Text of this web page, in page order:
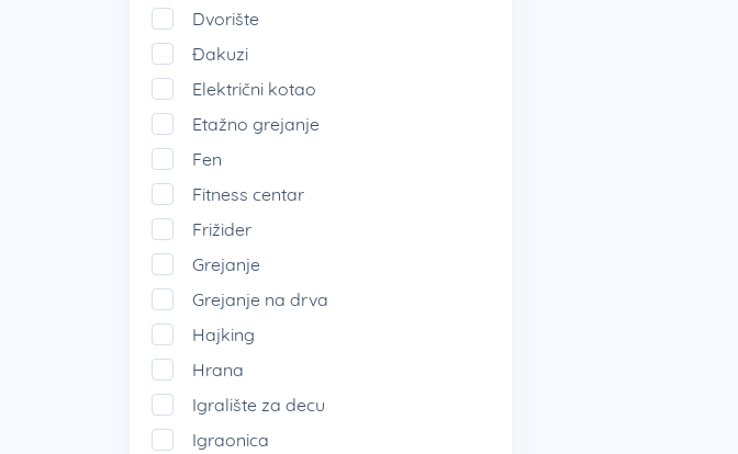
Dvorište
Đakuzi
Električni kotao
Etažno grejanje
Fen
Fitness centar
Frižider
Grejanje
Grejanje na drva
Hajking
Hrana
Igralište za decu
Igraonica